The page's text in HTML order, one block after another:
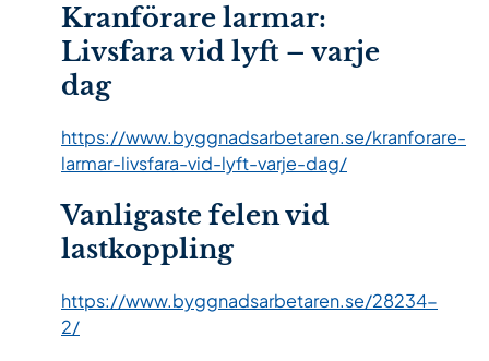
Kranförare larmar:
Livsfara vid lyft – varje
dag
https://www.byggnadsarbetaren.se/kranforare-
larmar-livsfara-vid-lyft-varje-dag/
Vanligaste felen vid
lastkoppling
https://www.byggnadsarbetaren.se/28234-
2/